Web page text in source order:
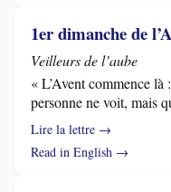
1er dimanche de
Veilleurs de l’aube
« L’Avent commence
personne ne voit, mais
Lire la lettre →
Read in English →